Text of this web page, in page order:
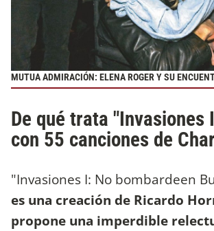
MUTUA ADMIRACIÓN: ELENA ROGER Y SU
De qué trata "Invasiones
con 55 canciones de
"Invasiones I: No bombardeen
es una creación de Ricardo
propone una imperdible